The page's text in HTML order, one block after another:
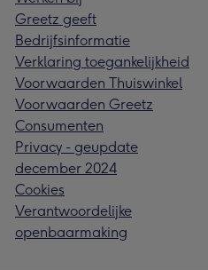
Greetz geeft
Bedrijfsinformatie
Verklaring toegankelijkheid
Voorwaarden Thuiswinkel
Voorwaarden Greetz
Consumenten
Privacy - geupdate
december 2024
Cookies
Verantwoordelijke
openbaarmaking